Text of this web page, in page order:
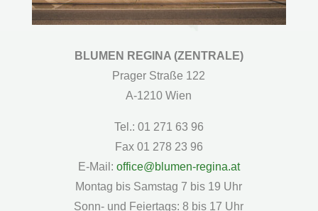
BLUMEN REGINA (ZENTRALE)
Prager Straße 122
A-1210 Wien
Tel.: 01 271 63 96
Fax 01 278 23 96
E-Mail: office@blumen-regina.at
Montag bis Samstag 7 bis 19 Uhr
Sonn- und Feiertags: 8 bis 17 Uhr